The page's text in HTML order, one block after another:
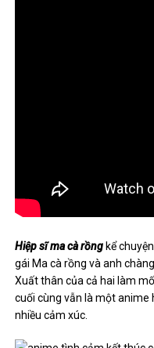
Hiệp sĩ ma cà rồng kể
gái Ma cà rồng và anh
Xuất thân của cả hai làm
cuối cùng vẫn là một anime
nhiều cảm xúc.